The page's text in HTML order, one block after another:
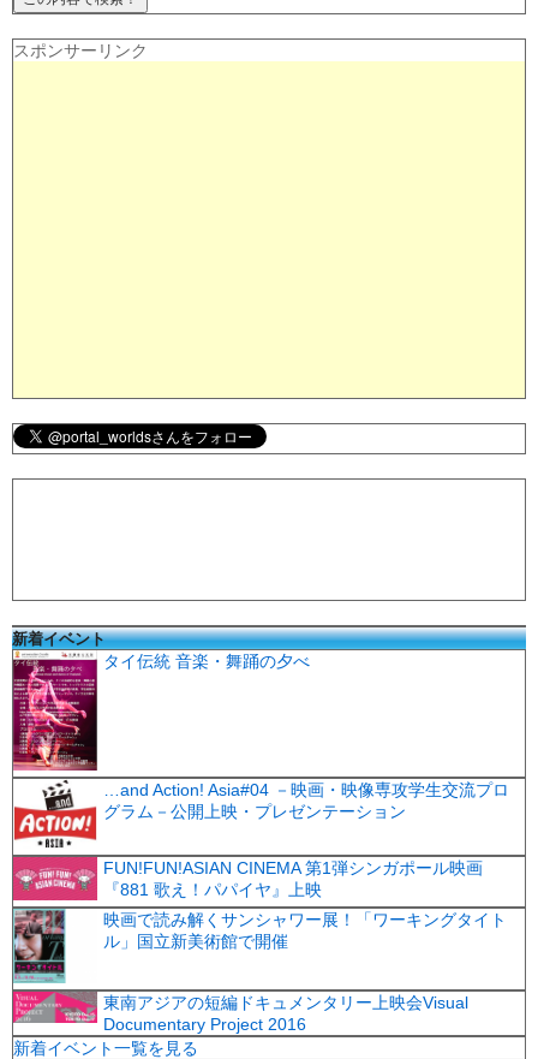
スポンサーリンク
新着イベント
タイ伝統 音楽・舞踊の夕べ
…and Action! Asia#04 －映画・映像専攻学生交流プロ
グラム－公開上映・プレゼンテーション
FUN!FUN!ASIAN CINEMA 第1弾シンガポール映画
『881 歌え！パパイヤ』上映
映画で読み解くサンシャワー展！「ワーキングタイト
ル」国立新美術館で開催
東南アジアの短編ドキュメンタリー上映会Visual
Documentary Project 2016
新着イベント一覧を見る